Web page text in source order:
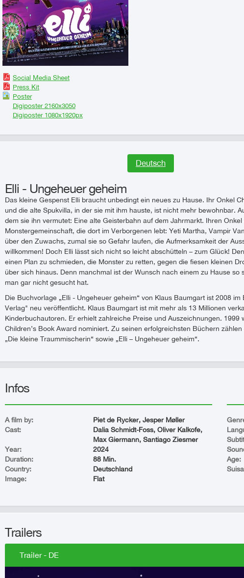
Social Media Sheet
Press Kit
Poster
Digiposter 2160x3050
Digiposter 1080x1920px
Deutsch
Elli - Ungeheuer geheim
Das kleine Gespenst Elli braucht unbedingt ein neues zu Hause. Ihr Onkel
und die alte Spukvilla, in der sie mit ihm hauste, ist nicht mehr bewohnbar.
dem sie ihn vermutet: Eine alte Geisterbahn auf dem Jahrmarkt. Ihren
Monstergemeinschaft, die dort im Verborgenen lebt: Yeti Martha, Vampir
über den Zuwachs, zumal sie so Gefahr laufen, die Aufmerksamkeit der
willkommen! Doch Elli lässt sich nicht so leicht abschütteln – zum Glück!
einen Plan zu schmieden, die Monster zu retten, gegen die fiesen kleinen
über sich hinaus. Denn manchmal ist der Wunsch nach einem zu Hause
man gar nicht gesucht hat.
Die Buchvorlage „Elli - Ungeheuer geheim“ von Klaus Baumgart ist 2008
Verlag" neu veröffentlicht. Klaus Baumgart ist mit mehr als 13 Millionen
Kinderbuchautoren. Er erhielt zahlreiche Preise und Auszeichnungen.
Children’s Book Award nominiert. Zu seinen erfolgreichsten Büchern
„Die kleine Traummischerin“ sowie „Elli – Ungeheuer geheim“.
Infos
A film by:
Piet de Rycker, Jesper Møller
Cast:
Dalia Schmidt-Foss, Oliver Kalkofe,
Max Giermann, Santiago Ziesmer
Year:
2024
Duration:
88 Min.
Country:
Deutschland
Image:
Flat
Age:
Trailers
Trailer - DE